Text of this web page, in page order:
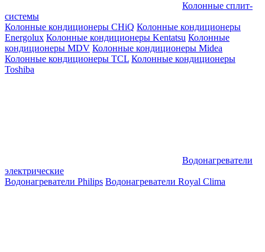
Колонные сплит-
системы
Колонные кондиционеры CHiQ Колонные кондиционеры
Energolux Колонные кондиционеры Kentatsu Колонные
кондиционеры MDV Колонные кондиционеры Midea
Колонные кондиционеры TCL Колонные кондиционеры
Toshiba
Водонагреватели
электрические
Водонагреватели Philips Водонагреватели Royal Clima